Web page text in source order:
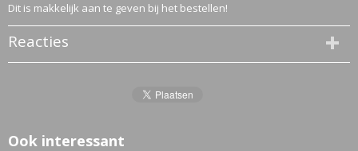
Dit is makkelijk aan te geven bij het bestellen!
Reacties
Ook interessant